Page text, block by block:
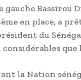
Bassirou
en place, a
du
considérables
la Nation